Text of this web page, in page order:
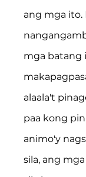
ang mga ito.
mga batang
alaala't
paa kong
animo'y
sila, ang